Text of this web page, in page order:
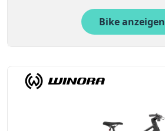
Bike anzeigen